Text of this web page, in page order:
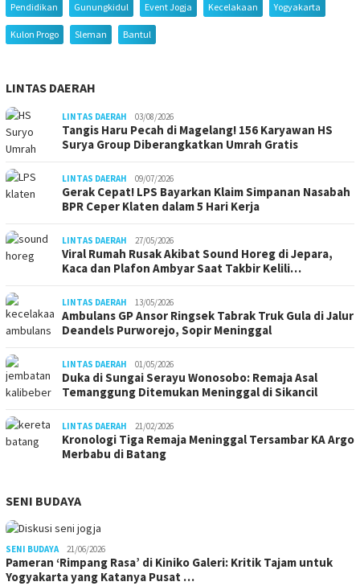
Pendidikan Gunungkidul Event Jogja Kecelakaan Yogyakarta
Kulon Progo Sleman Bantul
LINTAS DAERAH
LINTAS DAERAH 03/08/2026
Tangis Haru Pecah di Magelang! 156 Karyawan HS
Surya Group Diberangkatkan Umrah Gratis
LINTAS DAERAH 09/07/2026
Gerak Cepat! LPS Bayarkan Klaim Simpanan Nasabah
BPR Ceper Klaten dalam 5 Hari Kerja
LINTAS DAERAH 27/05/2026
Viral Rumah Rusak Akibat Sound Horeg di Jepara,
Kaca dan Plafon Ambyar Saat Takbir Kelili…
LINTAS DAERAH 13/05/2026
Ambulans GP Ansor Ringsek Tabrak Truk Gula di Jalur
Deandels Purworejo, Sopir Meninggal
LINTAS DAERAH 01/05/2026
Duka di Sungai Serayu Wonosobo: Remaja Asal
Temanggung Ditemukan Meninggal di Sikancil
LINTAS DAERAH 21/02/2026
Kronologi Tiga Remaja Meninggal Tersambar KA Argo
Merbabu di Batang
SENI BUDAYA
SENI BUDAYA 21/06/2026
Pameran ‘Rimpang Rasa’ di Kiniko Galeri: Kritik Tajam untuk
Yogyakarta yang Katanya Pusat …